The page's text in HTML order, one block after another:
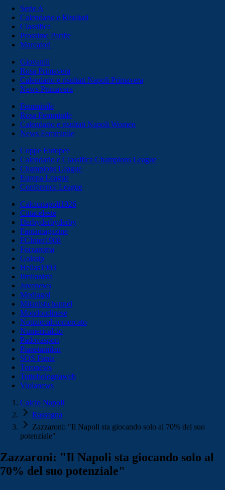
Serie A
Calendario e Risultati
Classifica
Prossime Partite
Marcatori
Giovanili
Rosa Primavera
Calendario e risultati Napoli Primavera
News Primavera
Femminile
Rosa Femminile
Calendario e risultati Napoli Women
News Femminile
Coppe Europee
Calendario e Classifica Champions League
Champions League
Europa League
Conference League
Calcionapoli1926
Cittaceleste
Derbyderbyderby
Fantamagazine
FCInter1908
Forzaroma
Golssip
Hellas1903
Ilmilanista
Juvenews
Mediagol
Milanistichannel
Mondoudinese
Notiziecalciomercato
Numericalcio
Padovasport
Pianetamilan
SOS Fanta
Toronews
Tuttobolognaweb
Violanews
Calcio Napoli
Rassegna
Zazzaroni: "Il Napoli sta giocando solo al 70% del suo
potenziale"
Zazzaroni: "Il Napoli sta giocando solo al
70% del suo potenziale"